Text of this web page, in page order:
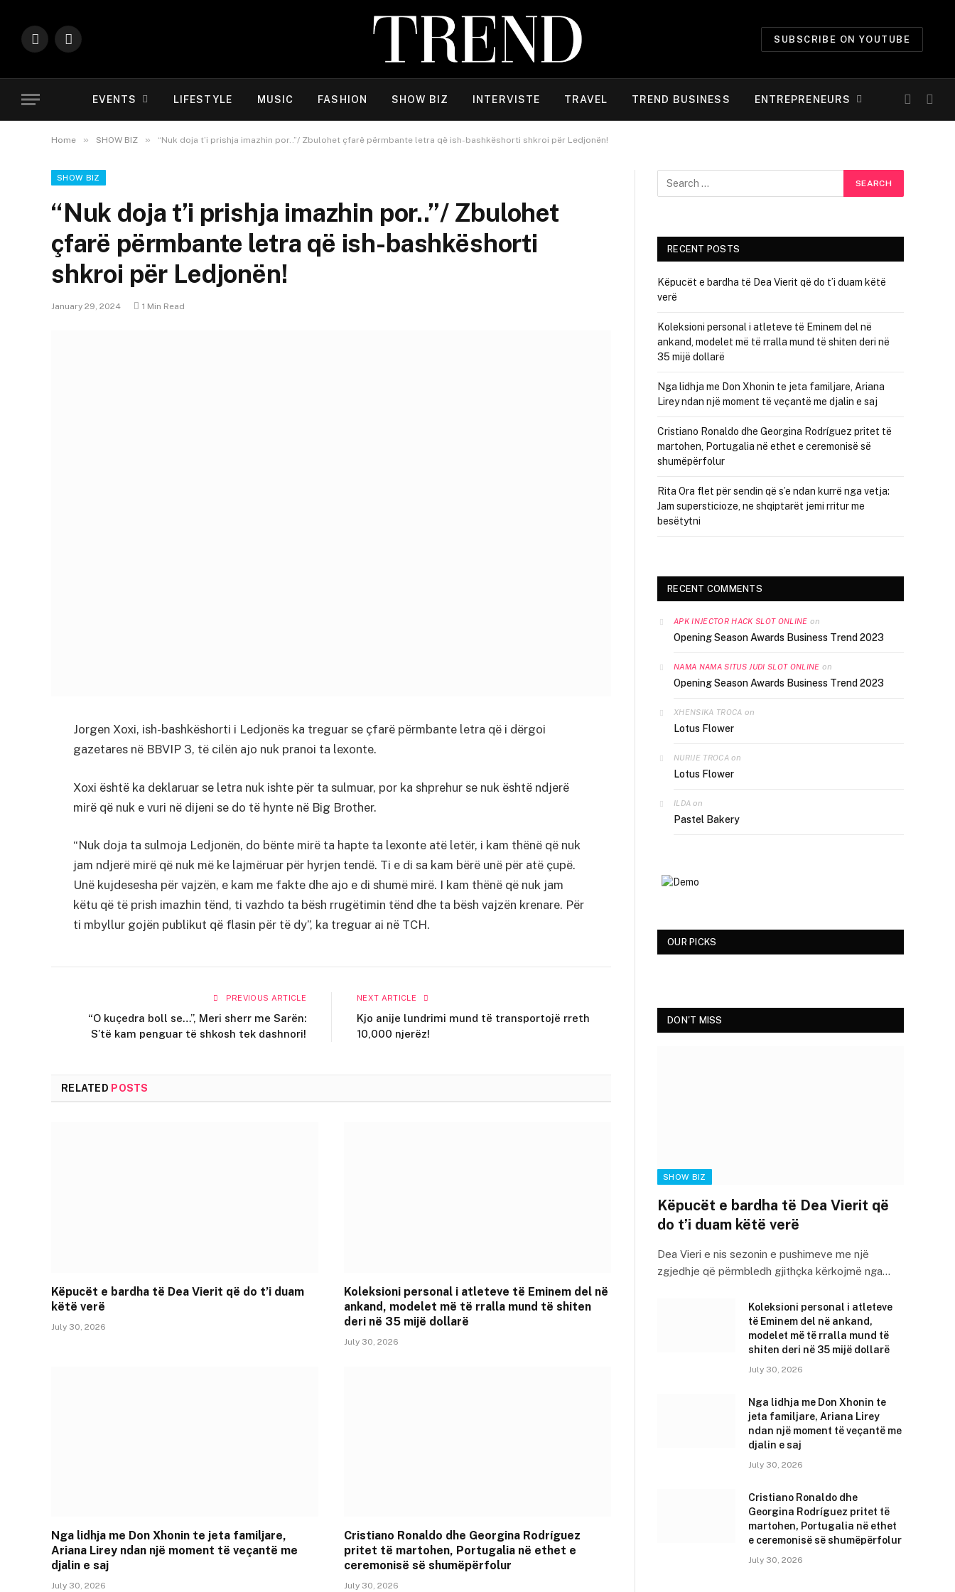
InstagramYouTube
SUBSCRIBE ON YOUTUBE
EVENTS LIFESTYLE MUSIC FASHION SHOW BIZ INTERVISTE TRAVEL TREND BUSINESS ENTREPRENEURS
Home » SHOW BIZ » “Nuk doja t’i prishja imazhin por..”/ Zbulohet çfarë përmbante letra që ish-bashkëshorti shkroi për Ledjonën!
SHOW BIZ
“Nuk doja t’i prishja imazhin por..”/ Zbulohet
çfarë përmbante letra që ish-bashkëshorti
shkroi për Ledjonën!
January 29, 2024 1 Min Read
Jorgen Xoxi, ish-bashkëshorti i Ledjonës ka treguar se çfarë përmbante letra që i dërgoi
gazetares në BBVIP 3, të cilën ajo nuk pranoi ta lexonte.
Xoxi është ka deklaruar se letra nuk ishte për ta sulmuar, por ka shprehur se nuk është ndjerë
mirë që nuk e vuri në dijeni se do të hynte në Big Brother.
“Nuk doja ta sulmoja Ledjonën, do bënte mirë ta hapte ta lexonte atë letër, i kam thënë që nuk
jam ndjerë mirë që nuk më ke lajmëruar për hyrjen tendë. Ti e di sa kam bërë unë për atë çupë.
Unë kujdesesha për vajzën, e kam me fakte dhe ajo e di shumë mirë. I kam thënë që nuk jam
këtu që të prish imazhin tënd, ti vazhdo ta bësh rrugëtimin tënd dhe ta bësh vajzën krenare. Për
ti mbyllur gojën publikut që flasin për të dy”, ka treguar ai në TCH.
PREVIOUS ARTICLE
“O kuçedra boll se…”, Meri sherr me Sarën:
S’të kam penguar të shkosh tek dashnori!
NEXT ARTICLE
Kjo anije lundrimi mund të transportojë rreth
10,000 njerëz!
RELATED POSTS
Këpucët e bardha të Dea Vierit që do t’i duam
këtë verë
July 30, 2026
Koleksioni personal i atleteve të Eminem del në
ankand, modelet më të rralla mund të shiten
deri në 35 mijë dollarë
July 30, 2026
Nga lidhja me Don Xhonin te jeta familjare,
Ariana Lirey ndan një moment të veçantë me
djalin e saj
July 30, 2026
Cristiano Ronaldo dhe Georgina Rodríguez
pritet të martohen, Portugalia në ethet e
ceremonisë së shumëpërfolur
July 30, 2026
RECENT POSTS
Këpucët e bardha të Dea Vierit që do t’i duam këtë
verë
Koleksioni personal i atleteve të Eminem del në
ankand, modelet më të rralla mund të shiten deri në
35 mijë dollarë
Nga lidhja me Don Xhonin te jeta familjare, Ariana
Lirey ndan një moment të veçantë me djalin e saj
Cristiano Ronaldo dhe Georgina Rodríguez pritet të
martohen, Portugalia në ethet e ceremonisë së
shumëpërfolur
Rita Ora flet për sendin që s’e ndan kurrë nga vetja:
Jam supersticioze, ne shqiptarët jemi rritur me
besëtytni
RECENT COMMENTS
APK INJECTOR HACK SLOT ONLINE on
Opening Season Awards Business Trend 2023
NAMA NAMA SITUS JUDI SLOT ONLINE on
Opening Season Awards Business Trend 2023
XHENSIKA TROCA on
Lotus Flower
NURIJE TROCAon
Lotus Flower
ILDA on
Pastel Bakery
OUR PICKS
DON'T MISS
SHOW BIZ
Këpucët e bardha të Dea Vierit që
do t’i duam këtë verë
Dea Vieri e nis sezonin e pushimeve me një
zgjedhje që përmbledh gjithçka kërkojmë nga…
Koleksioni personal i atleteve
të Eminem del në ankand,
modelet më të rralla mund të
shiten deri në 35 mijë dollarë
July 30, 2026
Nga lidhja me Don Xhonin te
jeta familjare, Ariana Lirey
ndan një moment të veçantë me
djalin e saj
July 30, 2026
Cristiano Ronaldo dhe
Georgina Rodríguez pritet të
martohen, Portugalia në ethet
e ceremonisë së shumëpërfolur
July 30, 2026